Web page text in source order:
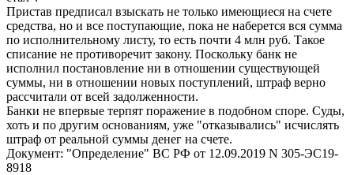
Пристав предписал взыскать не только имеющиеся на счете
средства, но и все поступающие, пока не наберется вся сумма
по исполнительному листу, то есть почти 4 млн руб. Такое
списание не противоречит закону. Поскольку банк не
исполнил постановление ни в отношении существующей
суммы, ни в отношении новых поступлений, штраф верно
рассчитали от всей задолженности.
Банки не впервые терпят поражение в подобном споре. Суды,
хоть и по другим основаниям, уже
отказывались
исчислять
штраф от реальной суммы денег на счете.
Документ:
Определение
ВС РФ от 12.09.2019 N 305-ЭС19-
8918